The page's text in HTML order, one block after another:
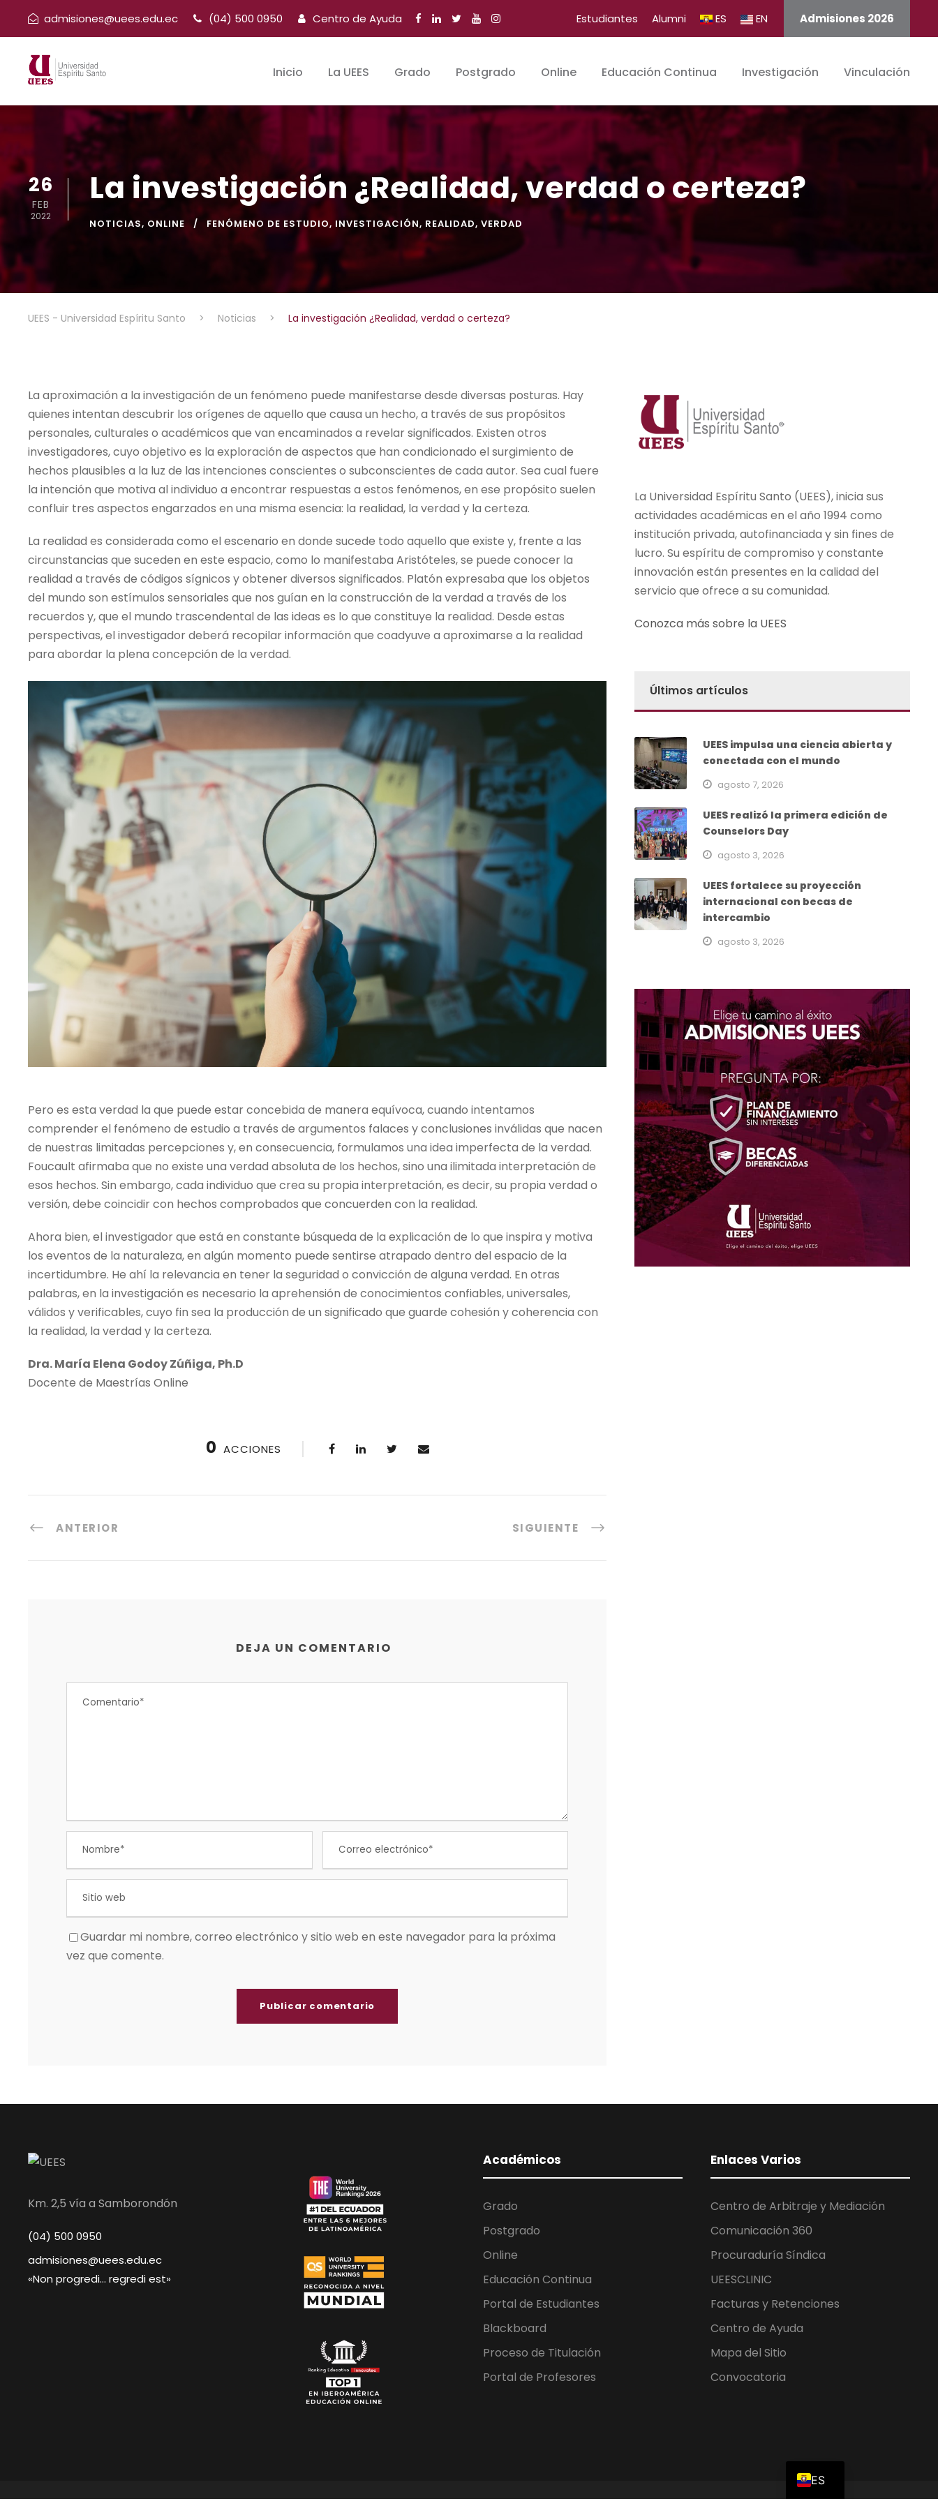
admisiones@uees.edu.ec (04) 500 0950 Centro de Ayuda Estudiantes Alumni ES EN Admisiones 2026
Inicio La UEES Grado Postgrado Online Educación Continua Investigación Vinculación
26
FEB
2022
La investigación ¿Realidad, verdad o certeza?
NOTICIAS, ONLINE FENÓMENO DE ESTUDIO, INVESTIGACIÓN, REALIDAD, VERDAD
UEES - Universidad Espíritu Santo > Noticias > La investigación ¿Realidad, verdad o certeza?
La aproximación a la investigación de un fenómeno puede manifestarse desde diversas posturas. Hay
quienes intentan descubrir los orígenes de aquello que causa un hecho, a través de sus propósitos
personales, culturales o académicos que van encaminados a revelar significados. Existen otros
investigadores, cuyo objetivo es la exploración de aspectos que han condicionado el surgimiento de
hechos plausibles a la luz de las intenciones conscientes o subconscientes de cada autor. Sea cual fuere
la intención que motiva al individuo a encontrar respuestas a estos fenómenos, en ese propósito suelen
confluir tres aspectos engarzados en una misma esencia: la realidad, la verdad y la certeza.
La realidad es considerada como el escenario en donde sucede todo aquello que existe y, frente a las
circunstancias que suceden en este espacio, como lo manifestaba Aristóteles, se puede conocer la
realidad a través de códigos sígnicos y obtener diversos significados. Platón expresaba que los objetos
del mundo son estímulos sensoriales que nos guían en la construcción de la verdad a través de los
recuerdos y, que el mundo trascendental de las ideas es lo que constituye la realidad. Desde estas
perspectivas, el investigador deberá recopilar información que coadyuve a aproximarse a la realidad
para abordar la plena concepción de la verdad.
Pero es esta verdad la que puede estar concebida de manera equívoca, cuando intentamos
comprender el fenómeno de estudio a través de argumentos falaces y conclusiones inválidas que nacen
de nuestras limitadas percepciones y, en consecuencia, formulamos una idea imperfecta de la verdad.
Foucault afirmaba que no existe una verdad absoluta de los hechos, sino una ilimitada interpretación de
esos hechos. Sin embargo, cada individuo que crea su propia interpretación, es decir, su propia verdad o
versión, debe coincidir con hechos comprobados que concuerden con la realidad.
Ahora bien, el investigador que está en constante búsqueda de la explicación de lo que inspira y motiva
los eventos de la naturaleza, en algún momento puede sentirse atrapado dentro del espacio de la
incertidumbre. He ahí la relevancia en tener la seguridad o convicción de alguna verdad. En otras
palabras, en la investigación es necesario la aprehensión de conocimientos confiables, universales,
válidos y verificables, cuyo fin sea la producción de un significado que guarde cohesión y coherencia con
la realidad, la verdad y la certeza.
Dra. María Elena Godoy Zúñiga, Ph.D
Docente de Maestrías Online
0 ACCIONES
ANTERIOR SIGUIENTE
DEJA UN COMENTARIO
Guardar mi nombre, correo electrónico y sitio web en este navegador para la próxima
vez que comente.
La Universidad Espíritu Santo (UEES), inicia sus
actividades académicas en el año 1994 como
institución privada, autofinanciada y sin fines de
lucro. Su espíritu de compromiso y constante
innovación están presentes en la calidad del
servicio que ofrece a su comunidad.
Conozca más sobre la UEES
Últimos artículos
UEES impulsa una ciencia abierta y
conectada con el mundo
agosto 7, 2026
UEES realizó la primera edición de
Counselors Day
agosto 3, 2026
UEES fortalece su proyección
internacional con becas de
intercambio
agosto 3, 2026
Km. 2,5 vía a Samborondón
(04) 500 0950
admisiones@uees.edu.ec
«Non progredi… regredi est»
Académicos
Grado
Postgrado
Online
Educación Continua
Portal de Estudiantes
Blackboard
Proceso de Titulación
Portal de Profesores
Enlaces Varios
Centro de Arbitraje y Mediación
Comunicación 360
Procuraduría Síndica
UEESCLINIC
Facturas y Retenciones
Centro de Ayuda
Mapa del Sitio
Convocatoria
ES